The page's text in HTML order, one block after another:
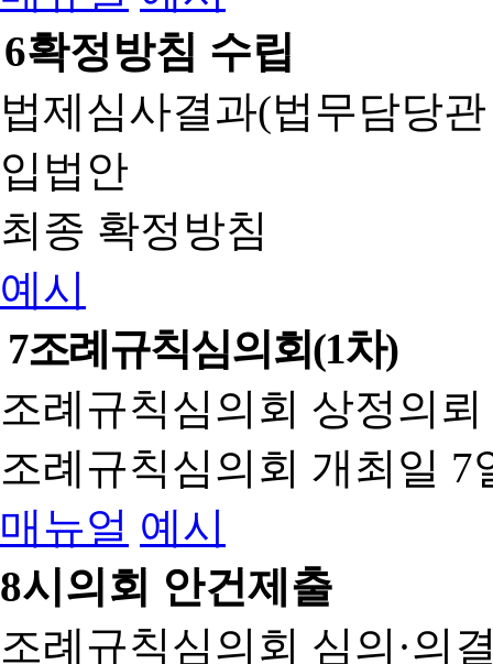
6확정방침 수립
법제심사결과(법무담당
입법안
최종 확정방침
예시
7조례규칙심의회(1차)
조례규칙심의회 상정의
조례규칙심의회 개최일 7
매뉴얼 예시
8시의회 안건제출
조례규칙심의회 심의·의